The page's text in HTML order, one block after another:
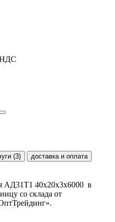
НДС
(3)
доставка и оплата
АД31Т1 40х20х3х6000 в
со склада от